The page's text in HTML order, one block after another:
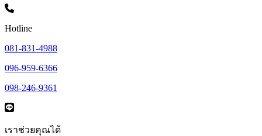
Hotline
081-831-4988
096-959-6366
098-246-9361
เราช่วยคุณได้